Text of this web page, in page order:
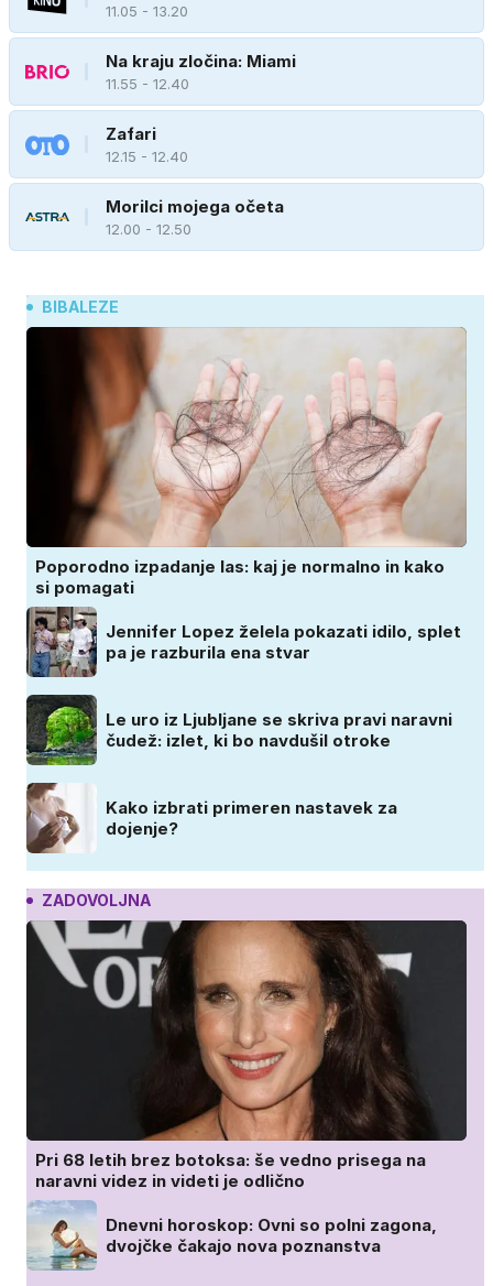
11.05 - 13.20
Na kraju zločina: Miami
11.55 - 12.40
Zafari
12.15 - 12.40
Morilci mojega očeta
12.00 - 12.50
BIBALEZE
Poporodno izpadanje las: kaj je normalno in kako
si pomagati
Jennifer Lopez želela pokazati idilo, splet
pa je razburila ena stvar
Le uro iz Ljubljane se skriva pravi naravni
čudež: izlet, ki bo navdušil otroke
Kako izbrati primeren nastavek za
dojenje?
ZADOVOLJNA
Pri 68 letih brez botoksa: še vedno prisega na
naravni videz in videti je odlično
Dnevni horoskop: Ovni so polni zagona,
dvojčke čakajo nova poznanstva